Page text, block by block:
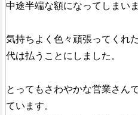
中途半端な額になってしまいま
気持ちよく色々頑張ってくれ
代は払うことにしました。
とってもさわやかな営業さん
ています。